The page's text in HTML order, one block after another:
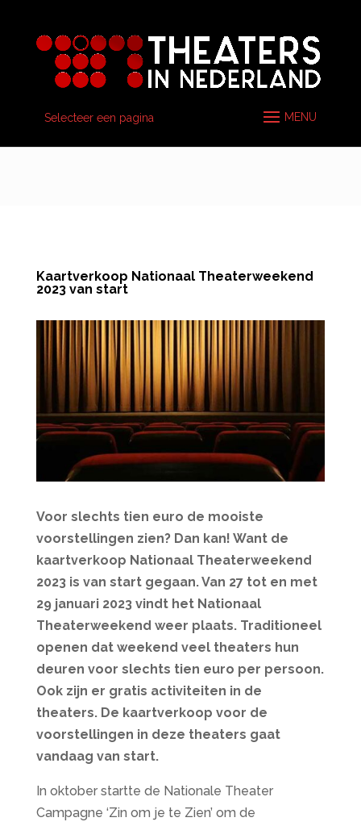
Selecteer een pagina
Kaartverkoop Nationaal Theaterweekend
2023 van start
Voor slechts tien euro de mooiste
voorstellingen zien? Dan kan! Want de
kaartverkoop Nationaal Theaterweekend
2023 is van start gegaan.Van 27 tot en met
29 januari 2023 vindt het Nationaal
Theaterweekend weer plaats. Traditioneel
openen dat weekend veel theaters hun
deuren voor slechts tien euro per persoon.
Ook zijn er gratis activiteiten in de
theaters. De kaartverkoop voor de
voorstellingen in deze theaters gaat
vandaag van start.
In oktober startte de Nationale Theater
Campagne ‘Zin om je te Zien’ om de